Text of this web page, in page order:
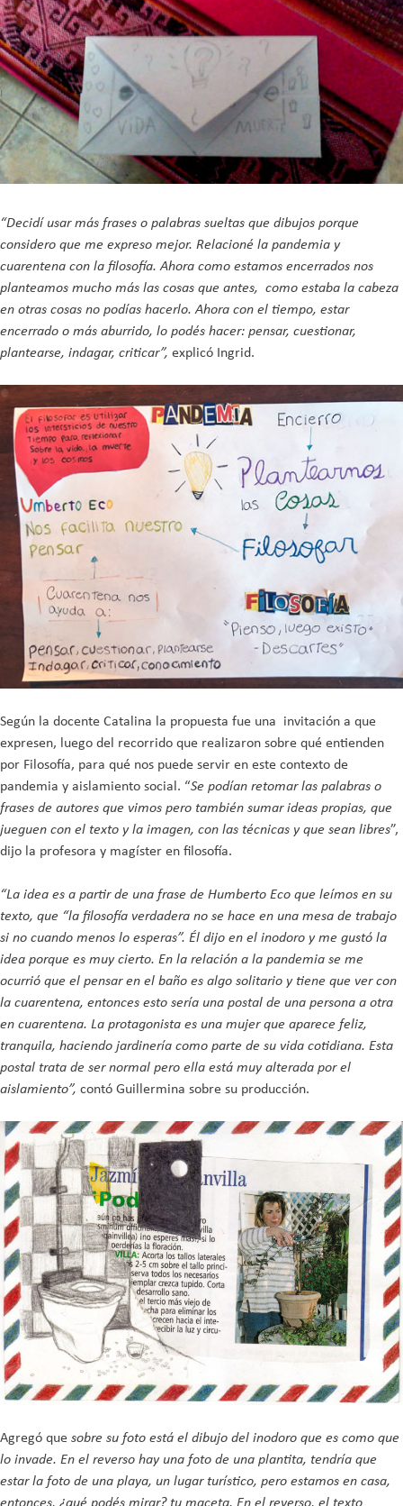
“Decidí usar más frases o palabras sueltas que dibujos porque
considero que me expreso mejor. Relacioné la pandemia y
cuarentena con la filosofía. Ahora como estamos encerrados nos
planteamos mucho más las cosas que antes, como estaba la cabeza
en otras cosas no podías hacerlo. Ahora con el tiempo, estar
encerrado o más aburrido, lo podés hacer: pensar, cuestionar,
plantearse, indagar, criticar”, explicó Ingrid.
Según la docente Catalina la propuesta fue una invitación a que
expresen, luego del recorrido que realizaron sobre qué entienden
por Filosofía, para qué nos puede servir en este contexto de
pandemia y aislamiento social. “Se podían retomar las palabras o
frases de autores que vimos pero también sumar ideas propias, que
jueguen con el texto y la imagen, con las técnicas y que sean libres”,
dijo la profesora y magíster en filosofía.
“La idea es a partir de una frase de Humberto Eco que leímos en su
texto, que “la filosofía verdadera no se hace en una mesa de trabajo
si no cuando menos lo esperas”. Él dijo en el inodoro y me gustó la
idea porque es muy cierto. En la relación a la pandemia se me
ocurrió que el pensar en el baño es algo solitario y tiene que ver con
la cuarentena, entonces esto sería una postal de una persona a otra
en cuarentena. La protagonista es una mujer que aparece feliz,
tranquila, haciendo jardinería como parte de su vida cotidiana. Esta
postal trata de ser normal pero ella está muy alterada por el
aislamiento”, contó Guillermina sobre su producción.
Agregó que sobre su foto está el dibujo del inodoro que es como que
lo invade. En el reverso hay una foto de una plantita, tendría que
estar la foto de una playa, un lugar turístico, pero estamos en casa,
entonces, ¿qué podés mirar? tu maceta. En el reverso, el texto